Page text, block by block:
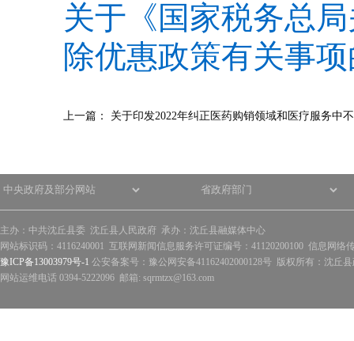
关于《国家税务总
除优惠政策有关事
上一篇： 关于印发2022年纠正医药购销领域和医疗服务中
主办：中共沈丘县委 沈丘县人民政府 承办：沈丘县融媒体中心
网站标识码：4116240001 互联网新闻信息服务许可证编号：41120200100 信息网络
豫ICP备13003979号-1 公安备案号：豫公网安备41162402000128号 版权所有：沈丘
网站运维电话 0394-5222096 邮箱: sqrmtzx@163.com